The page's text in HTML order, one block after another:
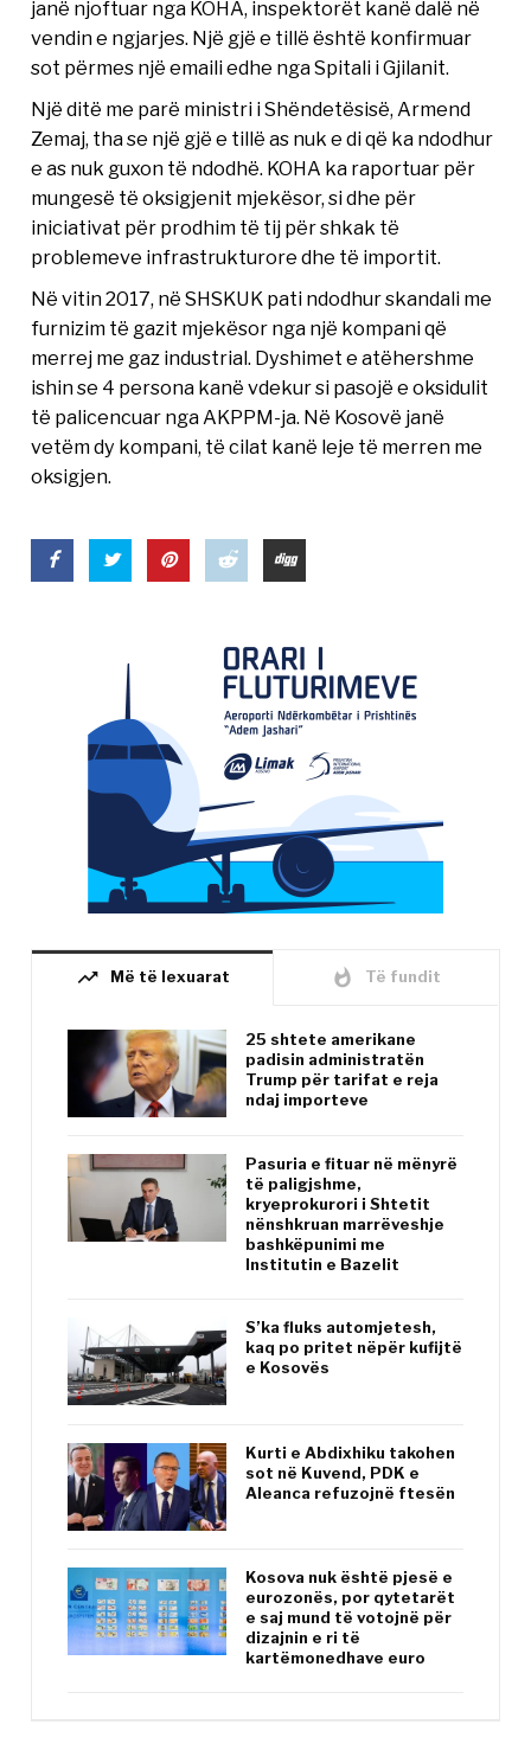
janë njoftuar nga KOHA, inspektorët kanë dalë në
vendin e ngjarjes. Një gjë e tillë është konfirmuar
sot përmes një emaili edhe nga Spitali i Gjilanit.
Një ditë me parë ministri i Shëndetësisë, Armend
Zemaj, tha se një gjë e tillë as nuk e di që ka ndodhur
e as nuk guxon të ndodhë. KOHA ka raportuar për
mungesë të oksigjenit mjekësor, si dhe për
iniciativat për prodhim të tij për shkak të
problemeve infrastrukturore dhe të importit.
Në vitin 2017, në SHSKUK pati ndodhur skandali me
furnizim të gazit mjekësor nga një kompani që
merrej me gaz industrial. Dyshimet e atëhershme
ishin se 4 persona kanë vdekur si pasojë e oksidulit
të palicencuar nga AKPPM-ja. Në Kosovë janë
vetëm dy kompani, të cilat kanë leje të merren me
oksigjen.
trending_up Më të lexuarat whatshot Të fundit
25 shtete amerikane
padisin administratën
Trump për tarifat e reja
ndaj importeve
Pasuria e fituar në mënyrë
të paligjshme,
kryeprokurori i Shtetit
nënshkruan marrëveshje
bashkëpunimi me
Institutin e Bazelit
S’ka fluks automjetesh,
kaq po pritet nëpër kufijtë
e Kosovës
Kurti e Abdixhiku takohen
sot në Kuvend, PDK e
Aleanca refuzojnë ftesën
Kosova nuk është pjesë e
eurozonës, por qytetarët
e saj mund të votojnë për
dizajnin e ri të
kartëmonedhave euro